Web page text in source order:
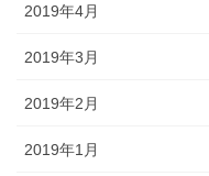
2019年4月
2019年3月
2019年2月
2019年1月